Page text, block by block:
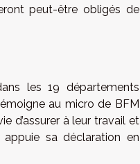
peut-être obligés de
les 19 départements
au micro de BFM
d’assurer à leur travail et
sa déclaration en